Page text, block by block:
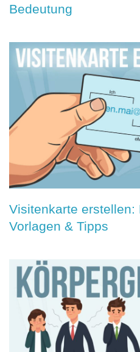
Bedeutung
Visitenkarte erstellen:
Vorlagen & Tipps